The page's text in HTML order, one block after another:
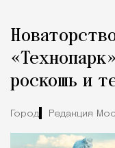
роскошь и
Город Редакция